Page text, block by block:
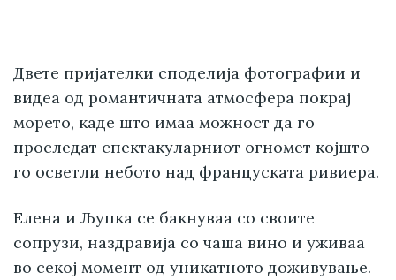
Двете пријателки споделија фотографии и
видеа од романтичната атмосфера покрај
морето, каде што имаа можност да го
проследат спектакуларниот огномет којшто
го осветли небото над француската ривиера.
Елена и Љупка се бакнуваа со своите
сопрузи, наздравија со чаша вино и уживаа
во секој момент од уникатното доживување.